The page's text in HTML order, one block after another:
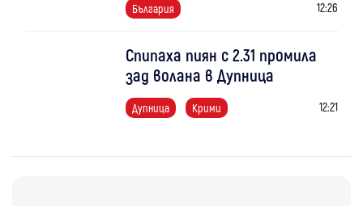
България 12:26
Спипаха пиян с 2.31 промила
зад волана в Дупница
Дупница Крими 12:21